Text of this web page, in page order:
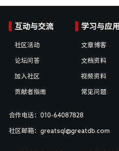
互动与交流
社区活动
论坛问答
加入社区
贡献者指南
学习与应用
文章博客
文档资料
视频资料
常见问题
合作电话：010-64087828
社区邮箱：greatsql@greatdb.com